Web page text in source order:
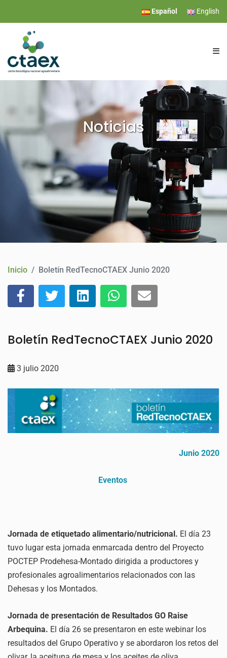
Español English
INVESTIGACIÓN
SERVICIOS
EVENTOS
COMUNICACIÓN
CONTACTO
Noticias
Inicio Boletín RedTecnoCTAEX Junio 2020
Boletín RedTecnoCTAEX Junio 2020
3 julio 2020
Junio 2020
Eventos
Jornada de etiquetado alimentario/nutricional. El día 23
tuvo lugar esta jornada enmarcada dentro del Proyecto
POCTEP Prodehesa-Montado dirigida a productores y
profesionales agroalimentarios relacionados con las
Dehesas y los Montados.
Jornada de presentación de Resultados GO Raise
Arbequina. El día 26 se presentaron en este webinar los
resultados del Grupo Operativo y se abordaron los retos del